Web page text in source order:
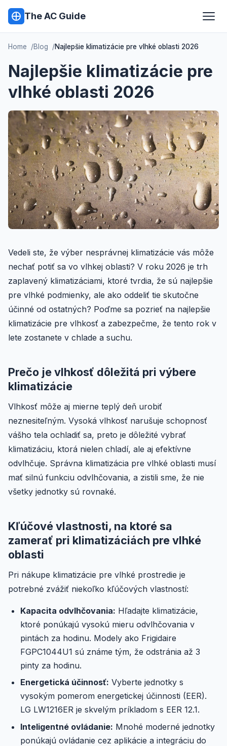
The AC Guide
Home Blog Najlepšie klimatizácie pre vlhké oblasti 2026
Najlepšie klimatizácie pre
vlhké oblasti 2026
Vedeli ste, že výber nesprávnej klimatizácie vás môže
nechať potiť sa vo vlhkej oblasti? V roku 2026 je trh
zaplavený klimatizáciami, ktoré tvrdia, že sú najlepšie
pre vlhké podmienky, ale ako oddeliť tie skutočne
účinné od ostatných? Poďme sa pozrieť na najlepšie
klimatizácie pre vlhkosť a zabezpečme, že tento rok v
lete zostanete v chlade a suchu.
Prečo je vlhkosť dôležitá pri výbere
klimatizácie
Vlhkosť môže aj mierne teplý deň urobiť
neznesiteľným. Vysoká vlhkosť narušuje schopnosť
vášho tela ochladiť sa, preto je dôležité vybrať
klimatizáciu, ktorá nielen chladí, ale aj efektívne
odvlhčuje. Správna klimatizácia pre vlhké oblasti musí
mať silnú funkciu odvlhčovania, a zistili sme, že nie
všetky jednotky sú rovnaké.
Kľúčové vlastnosti, na ktoré sa
zamerať pri klimatizáciách pre vlhké
oblasti
Pri nákupe klimatizácie pre vlhké prostredie je
potrebné zvážiť niekoľko kľúčových vlastností:
Kapacita odvlhčovania: Hľadajte klimatizácie,
ktoré ponúkajú vysokú mieru odvlhčovania v
pintách za hodinu. Modely ako Frigidaire
FGPC1044U1 sú známe tým, že odstránia až 3
pinty za hodinu.
Energetická účinnosť: Vyberte jednotky s
vysokým pomerom energetickej účinnosti (EER).
LG LW1216ER je skvelým príkladom s EER 12.1.
Inteligentné ovládanie: Mnohé moderné jednotky
ponúkajú ovládanie cez aplikácie a integráciu do